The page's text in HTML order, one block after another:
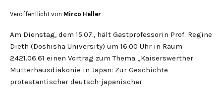
Veröffentlicht von Mirco Heller
Am Dienstag, dem 15.07., hält Gastprofessorin Prof. Regine
Dieth (Doshisha University) um 16:00 Uhr in Raum
2421.06.61 einen Vortrag zum Thema „Kaiserswerther
Mutterhausdiakonie in Japan: Zur Geschichte
protestantischer deutsch-japanischer